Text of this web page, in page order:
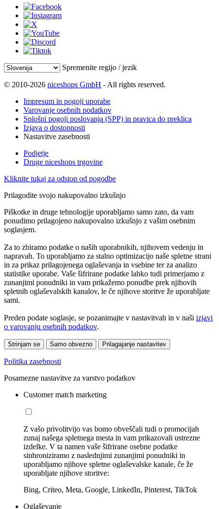
Spremenite regijo / jezik
© 2010-2026 niceshops GmbH - All rights reserved.
Impresum in pogoji uporabe
Varovanje osebnih podatkov
Splošni pogoji poslovanja (SPP) in pravica do preklica
Izjava o dostopnosti
Nastavitve zasebnosti
Podjetje
Druge niceshops trgovine
Kliknite tukaj za odstop od pogodbe
Prilagodite svojo nakupovalno izkušnjo
Piškotke in druge tehnologije uporabljamo samo zato, da vam
ponudimo prilagojeno nakupovalno izkušnjo z vašim osebnim
soglasjem.
Za to zbiramo podatke o naših uporabnikih, njihovem vedenju in
napravah. To uporabljamo za stalno optimizacijo naše spletne strani
in za prikaz prilagojenega oglaševanja in vsebine ter za analizo
statistike uporabe. Vaše šifrirane podatke lahko tudi primerjamo z
zunanjimi ponudniki in vam prikažemo ponudbe prek njihovih
spletnih oglaševalskih kanalov, le če njihove storitve že uporabljate
sami.
Preden podate soglasje, se pozanimajte v nastavitvah in v naši izjavi
o varovanju osebnih podatkov.
Strinjam se Samo obvezno Prilagajanje nastavitev
Politika zasebnosti
Posamezne nastavitve za varstvo podatkov
Customer match marketing
Z vašo privolitvijo vas bomo obveščali tudi o promocijah
zunaj našega spletnega mesta in vam prikazovali ustrezne
izdelke. V ta namen vaše šifrirane osebne podatke
sinhroniziramo z naslednjimi zunanjimi ponudniki in
uporabljamo njihove spletne oglaševalske kanale, če že
uporabljate njihove storitve:
Bing, Criteo, Meta, Google, LinkedIn, Pinterest, TikTok
Oglaševanje